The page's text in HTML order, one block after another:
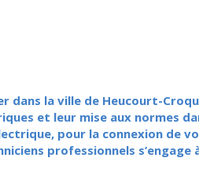
la ville de Heucourt-
et leur mise aux normes
pour la connexion de
professionnels